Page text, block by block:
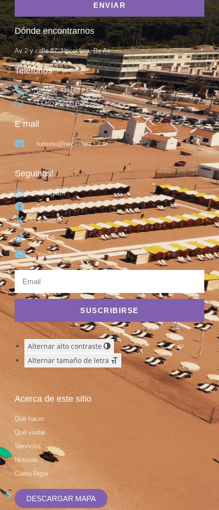
ENVIAR
Dónde encontrarnos
Av 2 y calle 87, Necochea, Bs As
Teléfonos
(02262) 431153 / 425665
+5492262431153
E mail
turismo@necochea.tur.ar
Seguinos!
Instagram
Facebook
X Twitter
TikTok
YouTube
SUSCRIBIRSE
Alternar alto contraste
Alternar tamaño de letra
Acerca de este sitio
Qué hacer
Qué visitar
Servicios
Noticias
Cómo llegar
DESCARGAR MAPA